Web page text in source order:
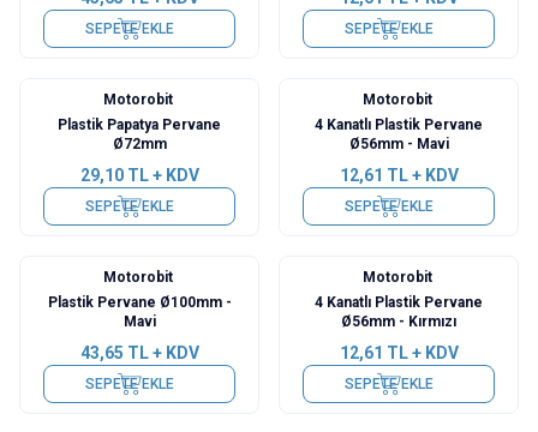
SEPETE EKLE SEPETE EKLE
Motorobit
Plastik Papatya Pervane
Ø72mm
29,10TL + KDV
SEPETE EKLE
Motorobit
4 Kanatlı Plastik Pervane
Ø56mm - Mavi
12,61 TL + KDV
SEPETE EKLE
Motorobit
Plastik Pervane Ø100mm -
Mavi
43,65 TL + KDV
SEPETE EKLE
Motorobit
4 Kanatlı Plastik Pervane
Ø56mm - Kırmızı
12,61 TL + KDV
SEPETE EKLE